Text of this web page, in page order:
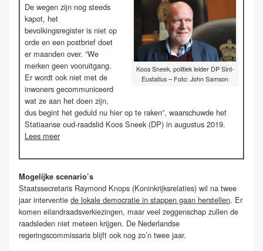
Koos Sneek, politiek leider DP Sint-
Eustatius – Foto: John Samson
De wegen zijn nog steeds
kapot, het
bevolkingsregister is niet op
orde en een postbrief doet
er maanden over. “We
merken geen vooruitgang.
Er wordt ook niet met de
inwoners gecommuniceerd
wat ze aan het doen zijn,
dus begint het geduld nu hier op te raken”, waarschuwde het
Statiaanse oud-raadslid Koos Sneek (DP) in augustus 2019.
Lees meer
Mogelijke scenario’s
Staatssecretaris Raymond Knops (Koninkrijksrelaties) wil na twee
jaar interventie de lokale democratie in stappen gaan herstellen. Er
komen eilandraadsverkiezingen, maar veel zeggenschap zullen de
raadsleden niet meteen krijgen. De Nederlandse
regeringscommissaris blijft ook nog zo’n twee jaar.